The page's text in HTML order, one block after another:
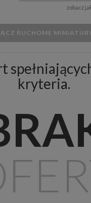
zobacz
RUCHOME
kryteria.